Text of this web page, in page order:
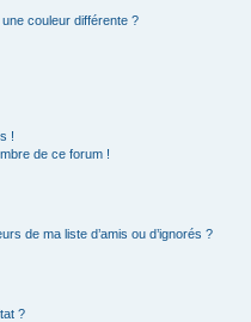
couleur différente ?
!
de ce forum !
de ma liste d’amis ou d’ignorés ?
?